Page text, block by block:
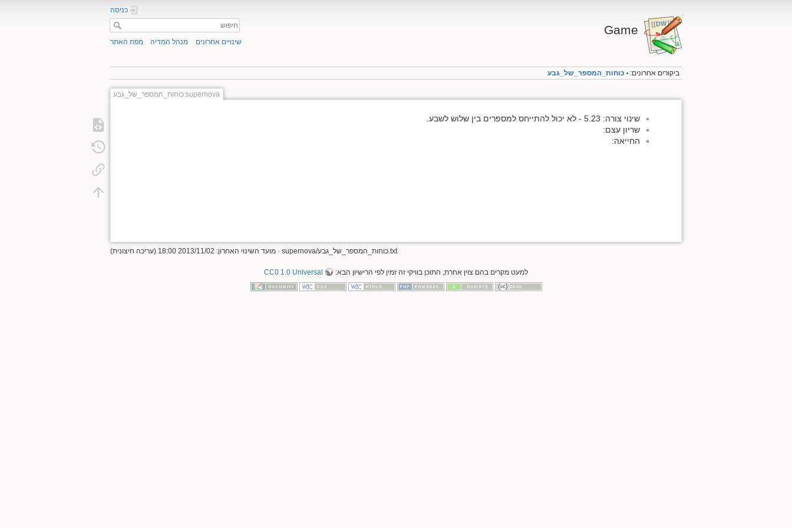
Game
כניסה
שינויים אחרונים מנהל המדיה מפת האתר
ביקורים אחרונים: • כוחות_המספר_של_גבע
supernova:כוחות_המספר_של_גבע
שינוי צורה: 5.23 - לא יכול להתייחס למספרים בין שלוש לשבע.
שריון עצם:
החייאה:
supernova/כוחות_המספר_של_גבע.txt · מועד השינוי האחרון: 2013/11/02 18:00 (עריכה חיצונית)
למעט מקרים בהם צוין אחרת, התוכן בוויקי זה זמין לפי הרישיון הבא: CC0 1.0 Universal